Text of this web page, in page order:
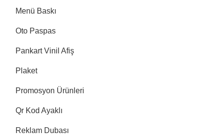
Menü Baskı
Oto Paspas
Pankart Vinil Afiş
Plaket
Promosyon Ürünleri
Qr Kod Ayaklı
Reklam Dubası